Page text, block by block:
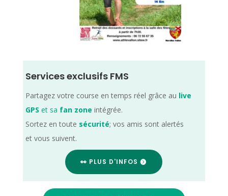
Services exclusifs FMS
Partagez votre course en temps réel grâce au live
GPS et sa fan zone intégrée.
Sortez en toute sécurité; vos amis sont alertés
et vous suivent.
👀 PLUS D'INFOS